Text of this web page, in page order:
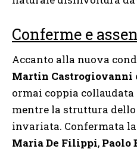
Conferme e
Accanto alla nuova
Martin Castrogiovanni
ormai coppia
mentre la struttura
invariata. Confermata
Maria De Filippi, Paolo